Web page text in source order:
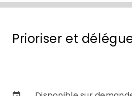
Prioriser et